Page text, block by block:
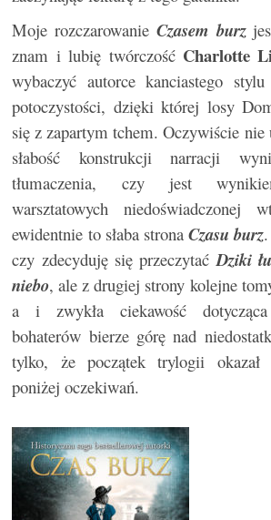
Moje rozczarowanie Czasem burz
znam i lubię twórczość Charlotte
wybaczyć autorce kanciastego
potoczystości, dzięki której losy
się z zapartym tchem. Oczywiście
słabość konstrukcji narracji
tłumaczenia, czy jest
warsztatowych niedoświadczonej
ewidentnie to słaba strona Czasu burz
czy zdecyduję się przeczytaćDziki
niebo, ale z drugiej strony kolejne
a i zwykła ciekawość
bohaterów bierze górę nad
tylko, że początek trylogii okazał
poniżej oczekiwań.